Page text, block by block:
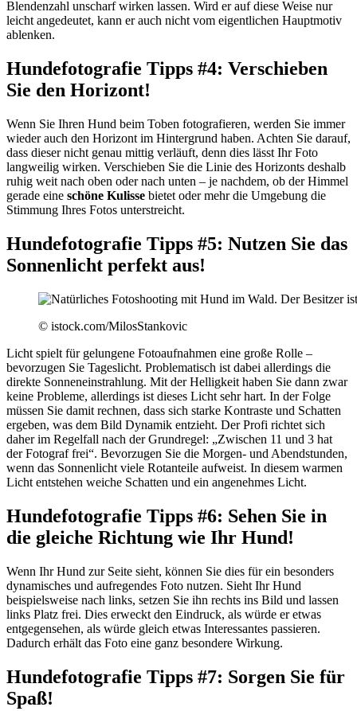
Blendenzahl unscharf wirken lassen. Wird er auf diese Weise nur
leicht angedeutet, kann er auch nicht vom eigentlichen Hauptmotiv
ablenken.
Hundefotografie Tipps #4: Verschieben
Sie den Horizont!
Wenn Sie Ihren Hund beim Toben fotografieren, werden Sie immer
wieder auch den Horizont im Hintergrund haben. Achten Sie darauf,
dass dieser nicht genau mittig verläuft, denn dies lässt Ihr Foto
langweilig wirken. Verschieben Sie die Linie des Horizonts deshalb
ruhig weit nach oben oder nach unten – je nachdem, ob der Himmel
gerade eine schöne Kulisse bietet oder mehr die Umgebung die
Stimmung Ihres Fotos unterstreicht.
Hundefotografie Tipps #5: Nutzen Sie das
Sonnenlicht perfekt aus!
© istock.com/MilosStankovic
Licht spielt für gelungene Fotoaufnahmen eine große Rolle –
bevorzugen Sie Tageslicht. Problematisch ist dabei allerdings die
direkte Sonneneinstrahlung. Mit der Helligkeit haben Sie dann zwar
keine Probleme, allerdings ist dieses Licht sehr hart. In der Folge
müssen Sie damit rechnen, dass sich starke Kontraste und Schatten
ergeben, was dem Bild Dynamik entzieht. Der Profi richtet sich
daher im Regelfall nach der Grundregel: „Zwischen 11 und 3 hat
der Fotograf frei“. Bevorzugen Sie die Morgen- und Abendstunden,
wenn das Sonnenlicht viele Rotanteile aufweist. In diesem warmen
Licht entstehen weiche Schatten und ein angenehmes Licht.
Hundefotografie Tipps #6: Sehen Sie in
die gleiche Richtung wie Ihr Hund!
Wenn Ihr Hund zur Seite sieht, können Sie dies für ein besonders
dynamisches und aufregendes Foto nutzen. Sieht Ihr Hund
beispielsweise nach links, setzen Sie ihn rechts ins Bild und lassen
links Platz frei. Dies erweckt den Eindruck, als würde er etwas
entgegensehen, als würde gleich etwas Interessantes passieren.
Dadurch erhält das Foto eine ganz besondere Wirkung.
Hundefotografie Tipps #7: Sorgen Sie für
Spaß!